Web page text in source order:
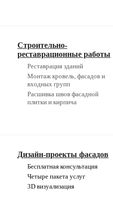
Строительно-
реставрационные работы
Реставрация зданий
Монтаж кровель, фасадов и
входных групп
Расшивка швов фасадной
плитки и кирпича
Дизайн-проекты фасадов
Бесплатная консультация
Четыре пакета услуг
3D визуализация